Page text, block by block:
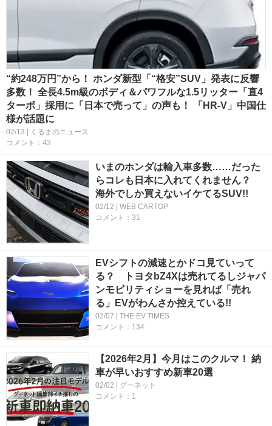
“約248万円”から！ ホンダ新型「“格安”SUV」発表に反響
多数！ 全長4.5m級のボディ＆パワフルな1.5リッター「直4
ターボ」採用に「日本で売って」の声も！ 「HR-V」中国仕
様が話題に
02/13 | くるまのニュース
コメント：43
いまのホンダは輸入車多数……だった
らコレも日本に入れてくれません？
海外でしか買えないイケてるSUV!!
02/12 | WEB CARTOP
コメント：31
EVシフトの減速とかドコ見ていって
る？ トヨタbZ4Xは売れてるしジャパ
ンモビリティショーを見れば「売れ
る」EVがわんさか控えている!!
02/07 | THE EV TIMES
コメント：134
【2026年2月】今月はこのクルマ！ 納
車が早いおすすめ新車20選
02/02 | グーネット
コメント：1